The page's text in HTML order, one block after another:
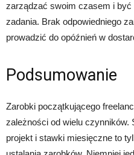
zarządzać swoim czasem i
zadania. Brak odpowiedniego
prowadzić do opóźnień w
Podsumowanie
Zarobki początkującego
zależności od wielu czynników.
projekt i stawki miesięczne to